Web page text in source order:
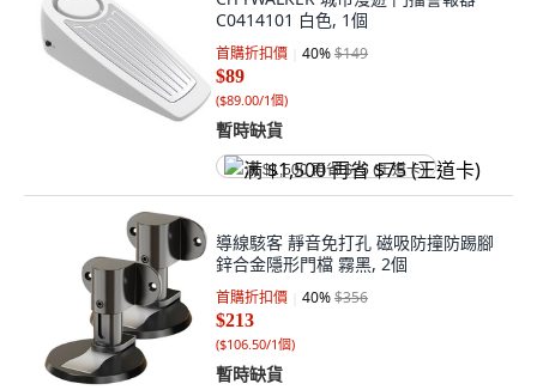
C0414101 白色, 1個
首購折扣價 40%$149
$89
($89.00/1個)
暫時缺貨
满 $1,500 再省 $75 (王道卡)
導線駭客 靜音免打孔 磁吸防撞防踢腳
鋅合金隱形門檔 霧黑, 2個
首購折扣價 40%$356
$213
($106.50/1個)
暫時缺貨